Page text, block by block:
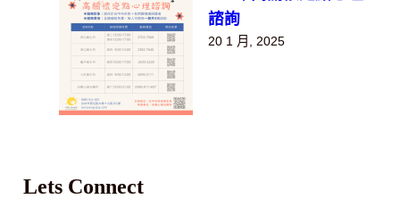
諮詢
20 1 月, 2025
Lets Connect